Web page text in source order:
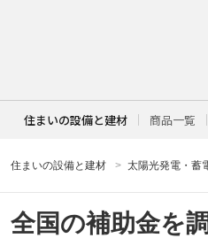
住まいの設備と建材 商品一覧
住まいの設備と建材 太陽光発電・蓄
全国の補助金を